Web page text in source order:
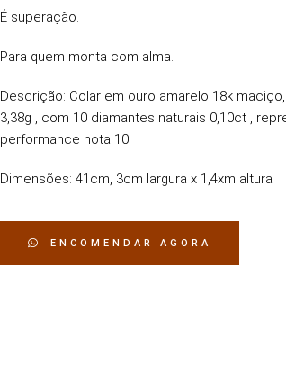
É superação.
Para quem monta com alma.
Descrição: Colar em ouro amarelo 18k
3,38g , com 10 diamantes naturais 0,10ct ,
performance nota 10.
Dimensões: 41cm, 3cm largura x 1,4xm altura
ENCOMENDAR AGORA